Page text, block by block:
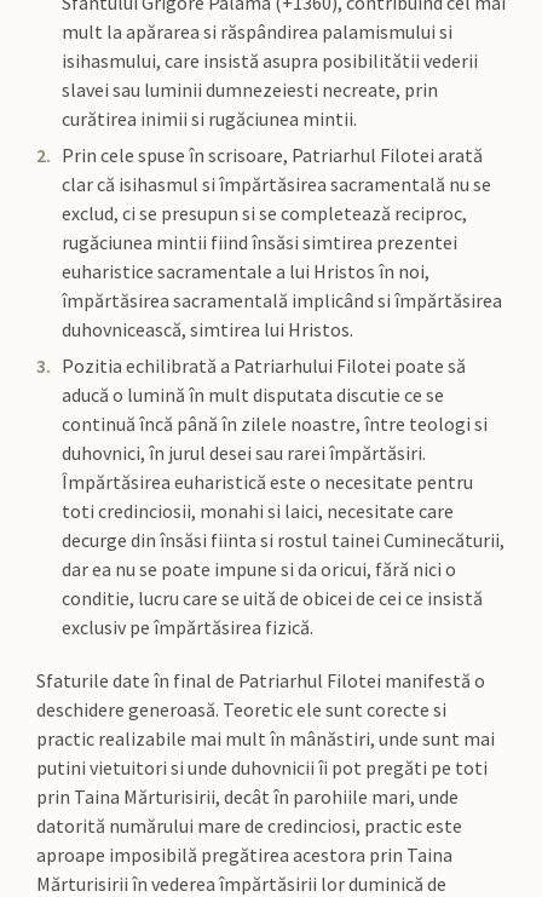
mult la apărarea si răspândirea palamismului si
isihasmului, care insistă asupra posibilitătii vederii
slavei sau luminii dumnezeiesti necreate, prin
curătirea inimii si rugăciunea mintii.
Prin cele spuse în scrisoare, Patriarhul Filotei arată
clar că isihasmul si împărtăsirea sacramentală nu se
exclud, ci se presupun si se completează reciproc,
rugăciunea mintii fiind însăsi simtirea prezentei
euharistice sacramentale a lui Hristos în noi,
împărtăsirea sacramentală implicând si împărtăsirea
duhovnicească, simtirea lui Hristos.
Pozitia echilibrată a Patriarhului Filotei poate să
aducă o lumină în mult disputata discutie ce se
continuă încă până în zilele noastre, între teologi si
duhovnici, în jurul desei sau rarei împărtăsiri.
Împărtăsirea euharistică este o necesitate pentru
toti credinciosii, monahi si laici, necesitate care
decurge din însăsi fiinta si rostul tainei Cuminecăturii,
dar ea nu se poate impune si da oricui, fără nici o
conditie, lucru care se uită de obicei de cei ce insistă
exclusiv pe împărtăsirea fizică.
Sfaturile date în final de Patriarhul Filotei manifestă o
deschidere generoasă. Teoretic ele sunt corecte si
practic realizabile mai mult în mânăstiri, unde sunt mai
putini vietuitori si unde duhovnicii îi pot pregăti pe toti
prin Taina Mărturisirii, decât în parohiile mari, unde
datorită numărului mare de credinciosi, practic este
aproape imposibilă pregătirea acestora prin Taina
Mărturisirii în vederea împărtăsirii lor duminică de